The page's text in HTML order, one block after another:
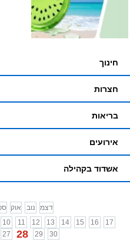
חינוך
חצרות
בריאות
אירועים
אשדוד בקהילה
אוק נוב
דצמ
10 11 12 13 14 15 16
17
27 28 29 30